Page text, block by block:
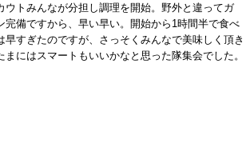
ウトみんなが分担し調理を開始。野外と違ってガ
完備ですから、早い早い。開始から1時間半で食べ
すぎたのですが、さっそくみんなで美味しく頂き
にはスマートもいいかなと思った隊集会でした。